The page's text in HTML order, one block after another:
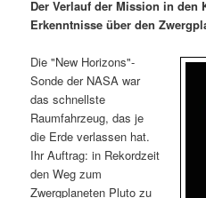
r
e
n
I
d
ä
r
e
n
a
i
g
a
t
i
o
n
Der Verlauf der Mission in den
Erkenntnisse über den
Die "New Horizons"-
Sonde der NASA war
das schnellste
Raumfahrzeug, das je
die Erde verlassen hat.
Ihr Auftrag: in Rekordzeit
den Weg zum
Zwergplaneten Pluto zu